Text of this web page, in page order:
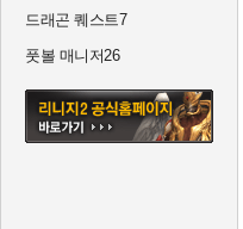
드래곤 퀘스트7
풋볼 매니저26